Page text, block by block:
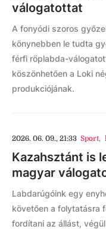
válogatottat
A fonyódi szoros
könynebben le tudta
férfi röplabda-
köszönhetően a Loki
produkciójának.
2026. 06. 09., 21:33 Sport,
Kazahsztánt is
magyar
Labdarúgóink egy
követően a folytatásra
fordítani az állást,